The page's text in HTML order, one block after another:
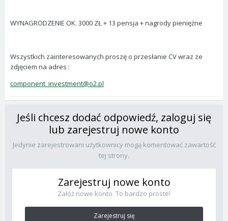
WYNAGRODZENIE OK. 3000 ZŁ + 13 pensja + nagrody pieniężne
Wszystkich zainteresowanych proszę o przesłanie CV wraz ze
zdjęciem na adres :
component_investment@o2.pl
Jeśli chcesz dodać odpowiedź, zaloguj się
lub zarejestruj nowe konto
Jedynie zarejestrowani użytkownicy mogą komentować zawartość
tej strony.
Zarejestruj nowe konto
Załóż nowe konto. To bardzo proste!
Zarejestruj się